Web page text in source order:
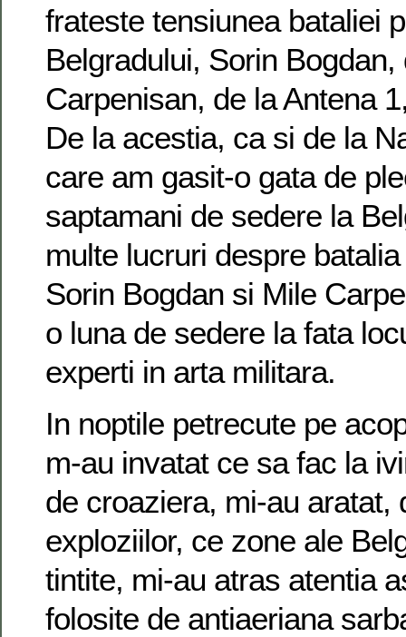
frateste tensiunea bataliei
Belgradului, Sorin
Carpenisan, de la Antena
De la acestia, ca si de la
care am gasit-o gata de
saptamani de sedere la
multe lucruri despre
Sorin Bogdan si Mile
o luna de sedere la fata
experti in arta militara.
In noptile petrecute pe
m-au invatat ce sa fac la
de croaziera, mi-au aratat,
exploziilor, ce zone ale
tintite, mi-au atras atentia
folosite de antiaeriana